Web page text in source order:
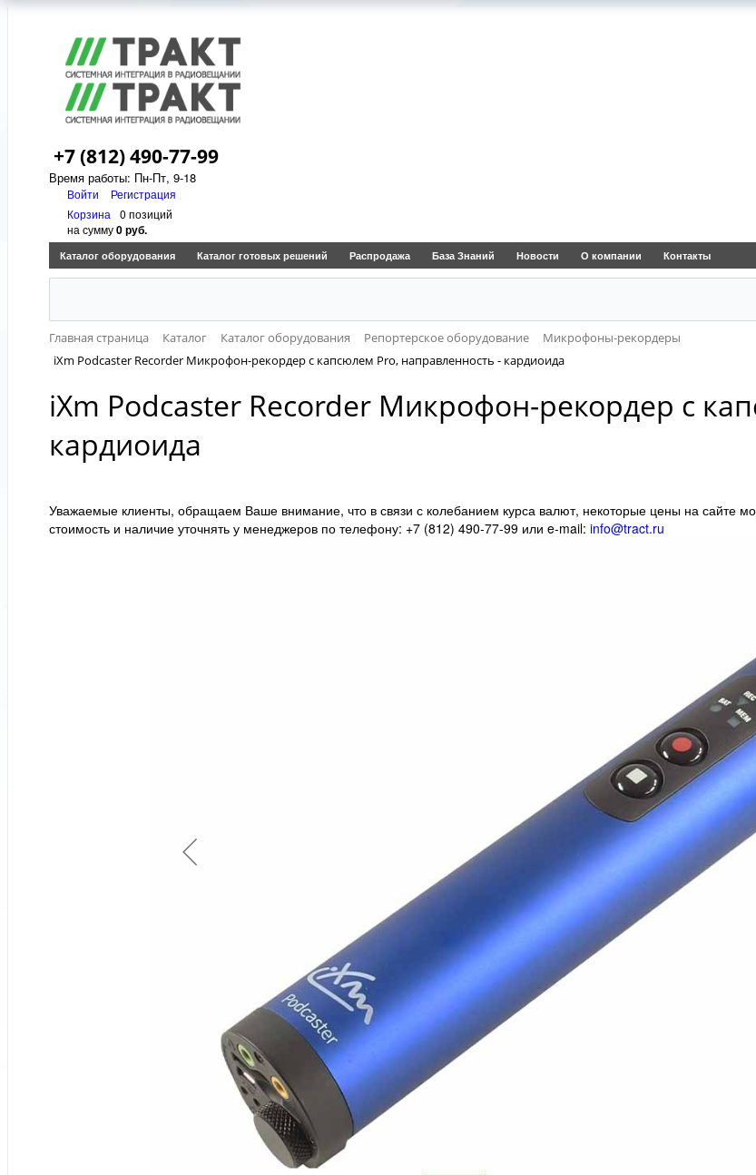
+7 (812) 490-77-99
Время работы: Пн-Пт, 9-18
Войти
Регистрация
Корзина
0 позиций
на сумму0 руб.
Каталог оборудования Каталог готовых решений Распродажа База Знаний Новости О компании Контакты
Главная страница Каталог Каталог оборудования Репортерское оборудование
Микрофоны-рекордеры
iXm Podcaster Recorder Микрофон-рекордер с капсюлем Pro, направленность - кардиоида
iXm Podcaster Recorder Микрофон-рекордер с
кардиоида
Уважаемые клиенты, обращаем Ваше внимание, что в связи с колебанием курса валют, некоторые цены на сайте
стоимость и наличие уточнять у менеджеров по телефону: +7 (812) 490-77-99 или e-mail: info@tract.ru